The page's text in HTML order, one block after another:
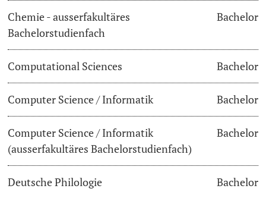
weitere Informationen
Dozierende
Belegen
Termine & Fristen
Dokumente und Verifikation
«Start Smart»-Week
Mobilität
Chemie - ausserfakultäres
Bachelorstudienfach
Bachelor
Computational Sciences Bachelor
Computer Science / Informatik Bachelor
Computer Science / Informatik
(ausserfakultäres Bachelorstudienfach)
Bachelor
Deutsche Philologie Bachelor